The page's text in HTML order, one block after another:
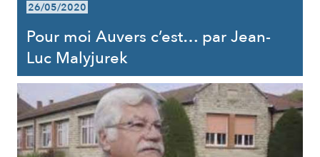
26/05/2020
Pour moi Auvers c’est… par Jean-
Luc Malyjurek